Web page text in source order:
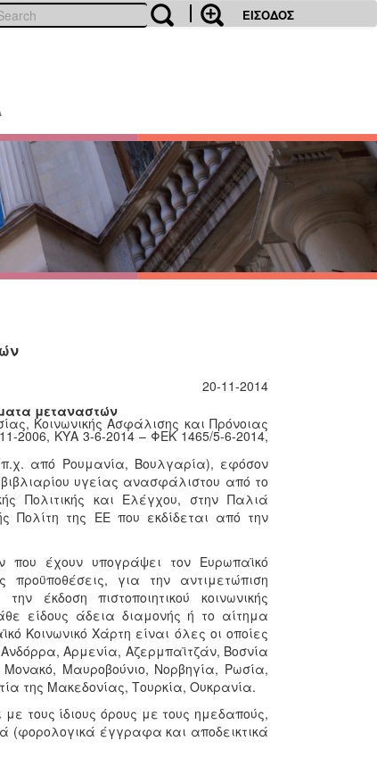
ΕΙΣΟΔΟΣ
20-11-2014
μεταναστών
Κοινωνικής Ασφάλισης και Πρόνοιας
2006, ΚΥΑ 3-6-2014 – ΦΕΚ 1465/5-6-2014,
από Ρουμανία, Βουλγαρία), εφόσον
υγείας ανασφάλιστου από το
Πολιτικής και Ελέγχου, στην Παλιά
της ΕΕ που εκδίδεται από την
που έχουν υπογράψει τον Ευρωπαϊκό
για την αντιμετώπιση
έκδοση πιστοποιητικού κοινωνικής
είδους άδεια διαμονής ή το αίτημα
Κοινωνικό Χάρτη είναι όλες οι οποίες
Αρμενία, Αζερμπαϊτζάν, Βοσνία
Μαυροβούνιο, Νορβηγία, Ρωσία,
της Μακεδονίας, Τουρκία, Ουκρανία.
τους ίδιους όρους με τους ημεδαπούς,
(φορολογικά έγγραφα και αποδεικτικά